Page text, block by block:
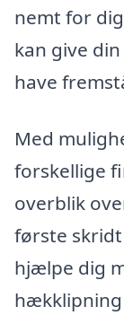
nemt for
kan give
have
Med
forskellige
overblik
første
hjælpe dig